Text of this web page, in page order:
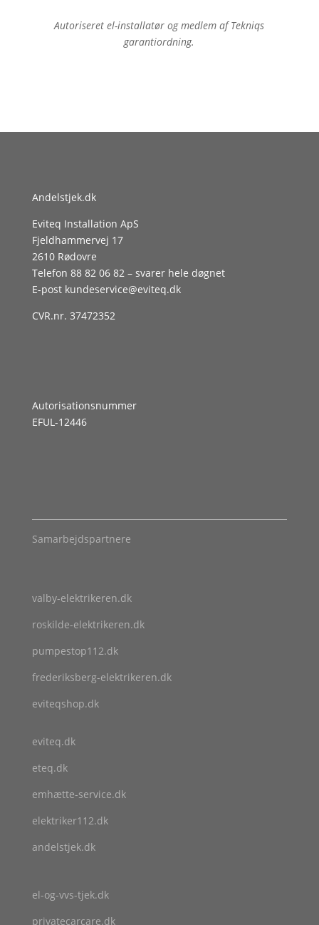
Autoriseret el-installatør og medlem af Tekniqs
garantiordning.
Andelstjek.dk
Eviteq Installation ApS
Fjeldhammervej 17
2610 Rødovre
Telefon 88 82 06 82– svarer hele døgnet
E-post kundeservice@eviteq.dk
CVR.nr. 37472352
Autorisationsnummer
EFUL-12446
Samarbejdspartnere
valby-elektrikeren.dk
roskilde-elektrikeren.dk
pumpestop112.dk
frederiksberg-elektrikeren.dk
eviteqshop.dk
eviteq.dk
eteq.dk
emhætte-service.dk
elektriker112.dk
andelstjek.dk
el-og-vvs-tjek.dk
privatecarcare.dk